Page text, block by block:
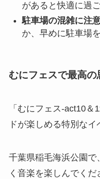
があると快適に過ご
駐車場の混雑に注
か、早めに駐車場
むにフェスで最高の
「むにフェス-act10
ドが楽しめる特別なイ
千葉県稲毛海浜公園
く音楽を楽しんでく